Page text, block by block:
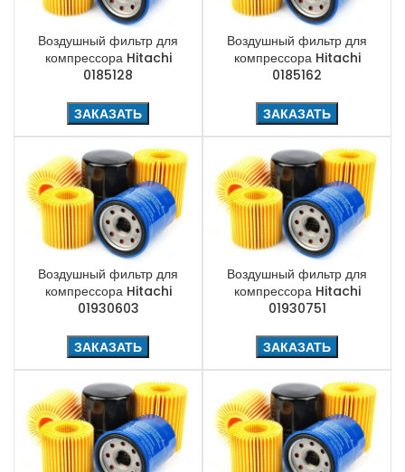
Воздушный фильтр для
компрессора Hitachi
0185128
ЗАКАЗАТЬ
Воздушный фильтр для
компрессора Hitachi
0185162
ЗАКАЗАТЬ
Воздушный фильтр для
компрессора Hitachi
01930603
ЗАКАЗАТЬ
Воздушный фильтр для
компрессора Hitachi
01930751
ЗАКАЗАТЬ